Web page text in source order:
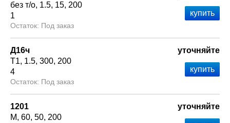
без т/о 1.5 15 200
1
Под заказ
Д16ч
Т1 1.5 300 200
4
Под заказ
уточняйте
1201
М 60 50 200
уточняйте